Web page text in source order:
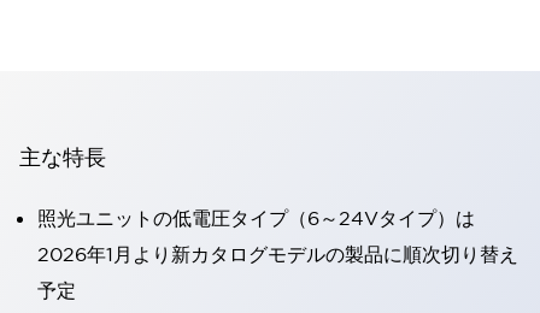
主な特長
照光ユニットの低電圧タイプ（6～24Vタイプ）は
2026年1月より新カタログモデルの製品に順次切り替え
予定